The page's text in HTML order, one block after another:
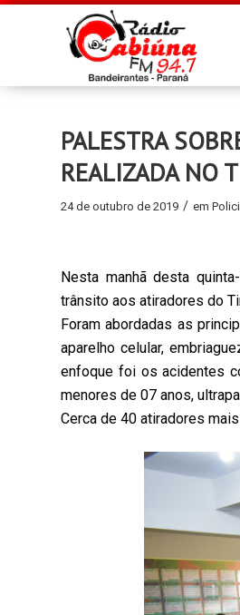
PALESTRA
REALIZADA NO
24 de outubro de 2019 / em
Nesta manhã desta
trânsito aos atiradores do
Foram abordadas as
aparelho celular,
enfoque foi os acidentes
menores de 07 anos,
Cerca de 40 atiradores